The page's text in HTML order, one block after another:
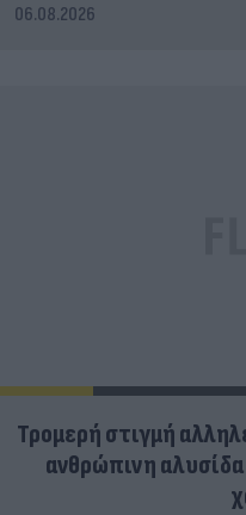
06.08.2026
Τρομερή στιγμή
ανθρώπινη